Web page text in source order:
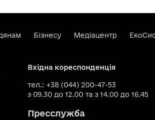
Бізнесу Медіацентр
Вхідна кореспонденція
тел.: +38 (044) 200-47-53
з 09.30 до 12.00 та з 14.00 до 16.45
Пресслужба